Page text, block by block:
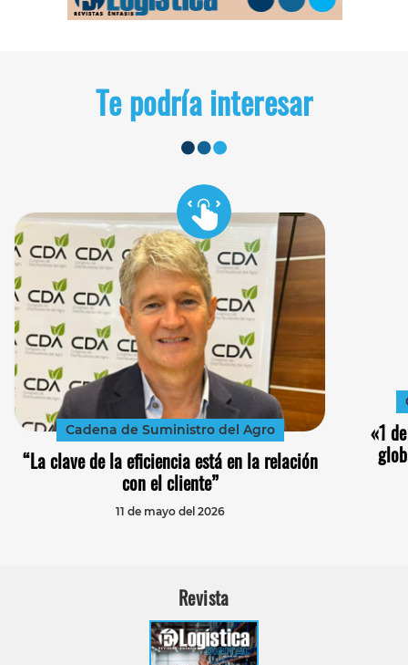
Te podría interesar
Cadena de Suministro del Agro
“La clave de la eficiencia está en la relación
con el cliente”
11 de mayo del 2026
«1
Revista